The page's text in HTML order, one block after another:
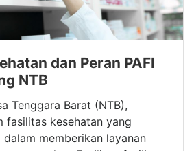
dan Peran PAFI
NTB
Tenggara Barat (NTB),
fasilitas kesehatan yang
memberikan layanan